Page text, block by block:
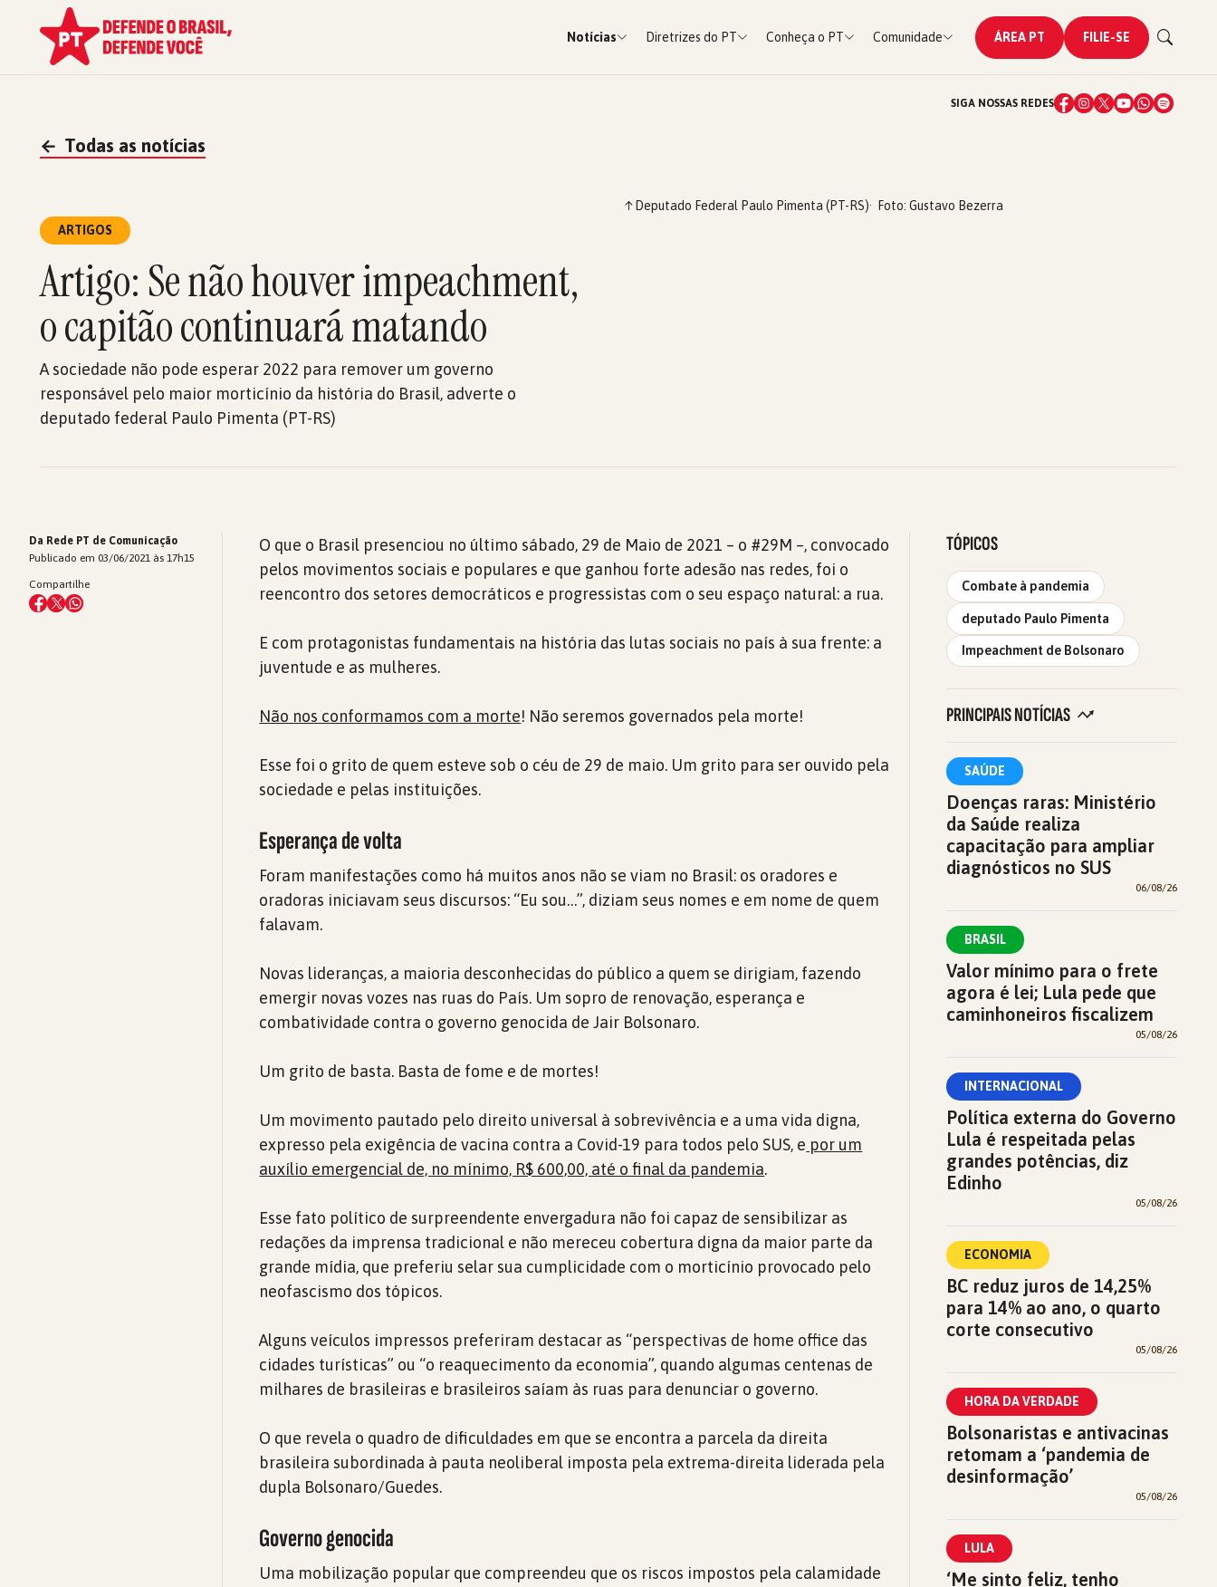
Notícias Diretrizes do PT Conheça o PT Comunidade ÁREA PT FILIE-SE
SIGA NOSSAS REDES
← Todas as notícias
ARTIGOS
Artigo: Se não houver impeachment,
o capitão continuará matando
A sociedade não pode esperar 2022 para remover um governo
responsável pelo maior morticínio da história do Brasil, adverte o
deputado federal Paulo Pimenta (PT-RS)
↑Deputado Federal Paulo Pimenta (PT-RS) Foto: Gustavo Bezerra
Da Rede PT de Comunicação
Publicado em 03/06/2021 às 17h15
Compartilhe
O que o Brasil presenciou no último sábado, 29 de Maio de 2021 – o #29M –, convocado
pelos movimentos sociais e populares e que ganhou forte adesão nas redes, foi o
reencontro dos setores democráticos e progressistas com o seu espaço natural: a rua.
E com protagonistas fundamentais na história das lutas sociais no país à sua frente: a
juventude e as mulheres.
Não nos conformamos com a morte! Não seremos governados pela morte!
Esse foi o grito de quem esteve sob o céu de 29 de maio. Um grito para ser ouvido pela
sociedade e pelas instituições.
Esperança de volta
Foram manifestações como há muitos anos não se viam no Brasil: os oradores e
oradoras iniciavam seus discursos: “Eu sou…”, diziam seus nomes e em nome de quem
falavam.
Novas lideranças, a maioria desconhecidas do público a quem se dirigiam, fazendo
emergir novas vozes nas ruas do País. Um sopro de renovação, esperança e
combatividade contra o governo genocida de Jair Bolsonaro.
Um grito de basta. Basta de fome e de mortes!
Um movimento pautado pelo direito universal à sobrevivência e a uma vida digna,
expresso pela exigência de vacina contra a Covid-19 para todos pelo SUS, e por um
auxílio emergencial de, no mínimo, R$ 600,00, até o final da pandemia.
Esse fato político de surpreendente envergadura não foi capaz de sensibilizar as
redações da imprensa tradicional e não mereceu cobertura digna da maior parte da
grande mídia, que preferiu selar sua cumplicidade com o morticínio provocado pelo
neofascismo dos tópicos.
Alguns veículos impressos preferiram destacar as “perspectivas de home office das
cidades turísticas” ou “o reaquecimento da economia”, quando algumas centenas de
milhares de brasileiras e brasileiros saíam às ruas para denunciar o governo.
O que revela o quadro de dificuldades em que se encontra a parcela da direita
brasileira subordinada à pauta neoliberal imposta pela extrema-direita liderada pela
dupla Bolsonaro/Guedes.
Governo genocida
Uma mobilização popular que compreendeu que os riscos impostos pela calamidade
TÓPICOS
Combate à pandemia
deputado Paulo Pimenta
Impeachment de Bolsonaro
PRINCIPAIS NOTÍCIAS
SAÚDE
Doenças raras: Ministério
da Saúde realiza
capacitação para ampliar
diagnósticos no SUS
06/08/26
BRASIL
Valor mínimo para o frete
agora é lei; Lula pede que
caminhoneiros fiscalizem
05/08/26
INTERNACIONAL
Política externa do Governo
Lula é respeitada pelas
grandes potências, diz
Edinho
05/08/26
ECONOMIA
BC reduz juros de 14,25%
para 14% ao ano, o quarto
corte consecutivo
05/08/26
HORA DA VERDADE
Bolsonaristas e antivacinas
retomam a ‘pandemia de
desinformação’
05/08/26
LULA
‘Me sinto feliz, tenho